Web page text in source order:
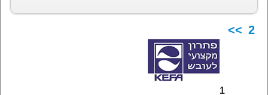
1
2
>>